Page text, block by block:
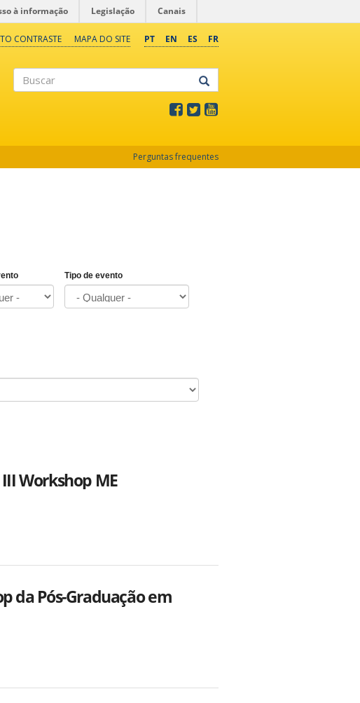
à informação Legislação Canais
PT EN ES FR
CONTRASTE MAPA DO SITE
Perguntas frequentes
Tipo de evento
Workshop ME
da Pós-Graduação em